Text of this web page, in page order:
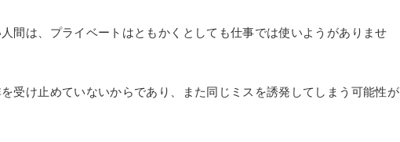
間は、プライベートはともかくとしても仕事では使いようがありませ
受け止めていないからであり、また同じミスを誘発してしまう可能性が